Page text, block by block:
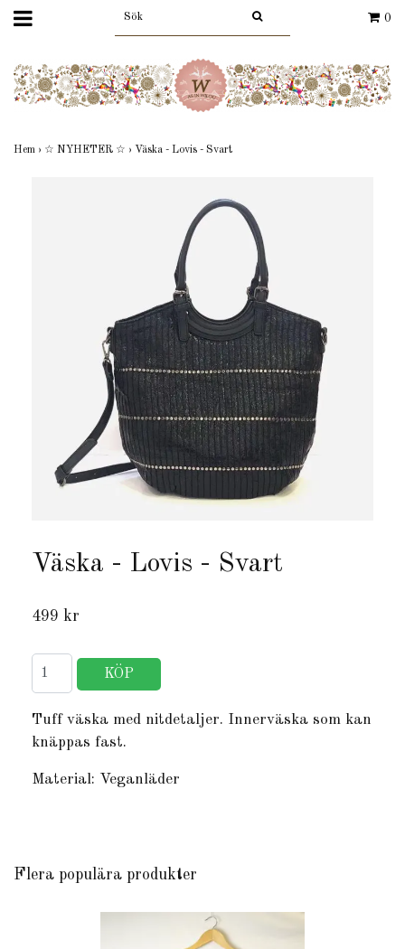
0
Hem › ☆ NYHETER ☆ › Väska - Lovis - Svart
Väska - Lovis - Svart
499 kr
Tuff väska med nitdetaljer. Innerväska som kan
knäppas fast.
Material: Veganläder
Flera populära produkter